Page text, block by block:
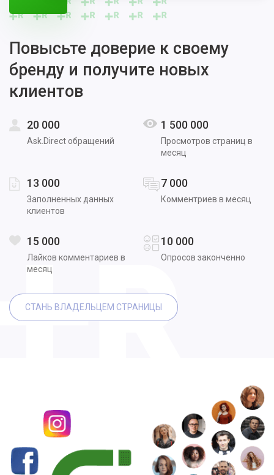
Повысьте доверие к своему
бренду и получите новых
клиентов
20 000
Ask.Direct обращений
1 500 000
Просмотров страниц в
месяц
13 000
Заполненных данных
клиентов
7 000
Комментриев в месяц
15 000
Лайков комментариев в
месяц
10 000
Опросов законченно
СТАНЬ ВЛАДЕЛЬЦЕМ СТРАНИЦЫ